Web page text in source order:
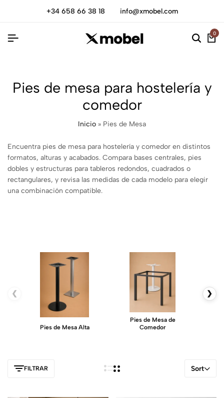
+34 658 66 38 18 info@xmobel.com
0
Pies de mesa para hostelería y
comedor
Inicio » Pies de Mesa
Encuentra pies de mesa para hostelería y comedor en distintos
formatos, alturas y acabados. Compara bases centrales, pies
dobles y estructuras para tableros redondos, cuadrados o
rectangulares, y revisa las medidas de cada modelo para elegir
una combinación compatible.
❮
Pies de Mesa Alta
Pies de Mesa de
Comedor
❯
FILTRAR Sort